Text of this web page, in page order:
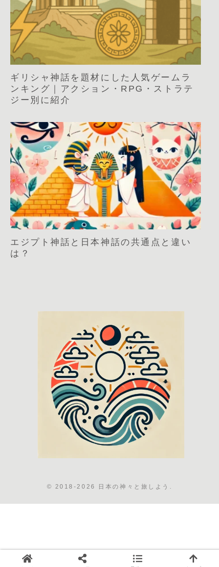
ギリシャ神話を題材にした人気ゲームラ
ンキング｜アクション・RPG・ストラテ
ジー別に紹介
エジプト神話と日本神話の共通点と違い
は？
© 2018-2026 日本の神々と旅しよう.